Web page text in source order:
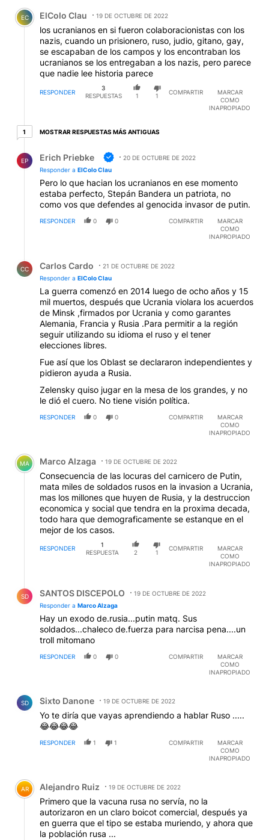
Comentario de ElColo Clau.
EC ElColo Clau 19 DE OCTUBRE DE 2022
los ucranianos en si fueron colaboracionistas con los
nazis, cuando un prisionero, ruso, judio, gitano, gay,
se escapaban de los campos y los encontraban los
ucranianos se los entregaban a los nazis, pero parece
que nadie lee historia parece
RESPONDER
3
RESPUESTAS
1 1
COMPARTIR
MARCAR
COMO
INAPROPIADO
11 respuesta más antiguas
MOSTRAR RESPUESTAS MÁS ANTIGUAS
EP Erich Priebke
20 DE OCTUBRE DE 2022
Responder a ElColo Clau
Pero lo que hacian los ucranianos en ese momento
estaba perfecto, Stepán Bandera un patriota, no
como vos que defendes al genocida invasor de putin.
RESPONDER 0 0 COMPARTIR
MARCAR
COMO
INAPROPIADO
CC Carlos Cardo
21 DE OCTUBRE DE 2022
Responder a ElColo Clau
La guerra comenzó en 2014 luego de ocho años y 15
mil muertos, después que Ucrania violara los acuerdos
de Minsk ,firmados por Ucrania y como garantes
Alemania, Francia y Rusia .Para permitir a la región
seguir utilizando su idioma el ruso y el tener
elecciones libres.
Fue así que los Oblast se declararon independientes y
pidieron ayuda a Rusia.
Zelensky quiso jugar en la mesa de los grandes, y no
le dió el cuero. No tiene visión política.
RESPONDER 0 0 COMPARTIR
MARCAR
COMO
INAPROPIADO
Comentario de Marco Alzaga.
MA Marco Alzaga 19 DE OCTUBRE DE 2022
Consecuencia de las locuras del carnicero de Putin,
mata miles de soldados rusos en la invasion a Ucrania,
mas los millones que huyen de Rusia, y la destruccion
economica y social que tendra en la proxima decada,
todo hara que demograficamente se estanque en el
mejor de los casos.
RESPONDER
1
RESPUESTA
2 1
COMPARTIR
MARCAR
COMO
INAPROPIADO
SD SANTOS DISCEPOLO
19 DE OCTUBRE DE 2022
Responder a Marco Alzaga
Hay un exodo de.rusia...putin matq. Sus
soldados...chaleco de.fuerza para narcisa pena....un
troll mitomano
RESPONDER 0 0 COMPARTIR
MARCAR
COMO
INAPROPIADO
SD Sixto Danone 19 DE OCTUBRE DE 2022
Yo te diría que vayas aprendiendo a hablar Ruso .....
😂😂😂😂
RESPONDER 1 1 COMPARTIR
MARCAR
COMO
INAPROPIADO
Comentario de Alejandro Ruiz.
AR Alejandro Ruiz 19 DE OCTUBRE DE 2022
Primero que la vacuna rusa no servía, no la
autorizaron en un claro boicot comercial, después ya
en guerra que el tipo se estaba muriendo, y ahora que
la población rusa ...